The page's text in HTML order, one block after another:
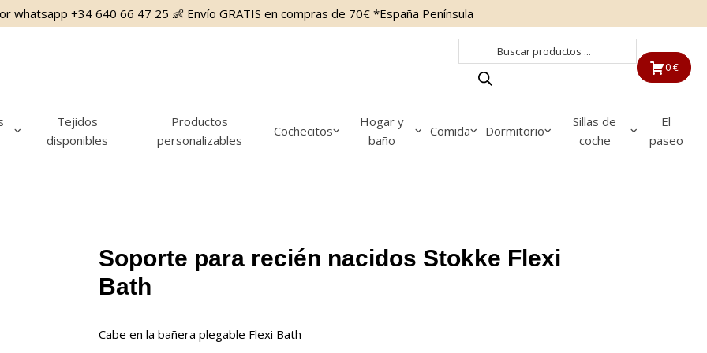
whatsapp +34 640 66 47 25 👶 Envío GRATIS en compras de 70€ *España Península
Búsqueda
de
productos
0 €
Tejidos
disponibles
Productos
personalizables
Cochecitos
Hogar y
baño
Comida Dormitorio
Sillas de
coche
El
paseo
Soporte para recién nacidos Stokke Flexi
Bath
Cabe en la bañera plegable Flexi Bath